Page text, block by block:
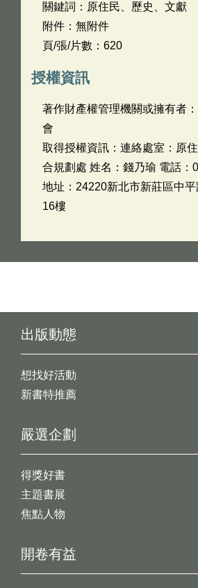
關鍵詞：原住民、歷史、文獻
附件：無附件
頁/張/片數：620
授權資訊
著作財產權管理機關或擁有者
會
取得授權資訊：連絡處室：原
合規劃處 姓名：錢乃瑜 電話：
地址：24220新北市新莊區中
16樓
出版動態
想找好活動
新書特推薦
開卷有益
嚴選企劃
得獎好書
主題書展
焦點人物